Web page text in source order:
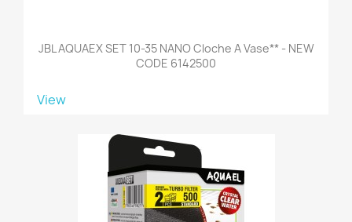
JBL AQUAEX SET 10-35 NANO Cloche A Vase** - NEW
CODE 6142500
View